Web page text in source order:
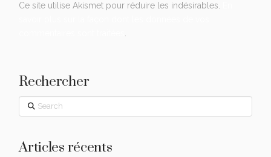
Ce site utilise Akismet pour réduire les indésirables.
Rechercher
Search
Articles récents